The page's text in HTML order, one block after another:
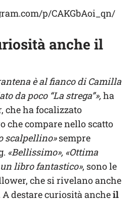
p/CAKGbAoi_qn/
anche il
è al fianco di Camilla
da poco “La strega”»,ha
che ha focalizzato
che compare nello scatto
scalpellino»sempre
«Bellissimo», «Ottima
libro fantastico», sono le
che si rivelano anche
destare curiosità ancheil